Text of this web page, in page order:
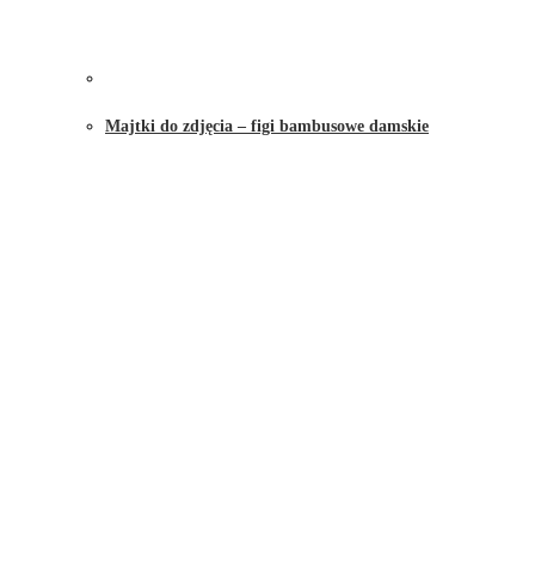
Majtki do zdjęcia – figi bambusowe damskie